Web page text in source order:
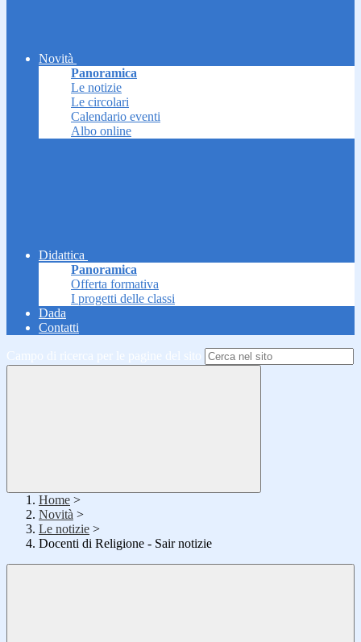
Novità
Panoramica
Le notizie
Le circolari
Calendario eventi
Albo online
Didattica
Panoramica
Offerta formativa
I progetti delle classi
Dada
Contatti
Campo di ricerca per le pagine del sito
Home >
Novità >
Le notizie >
Docenti di Religione - Sair notizie